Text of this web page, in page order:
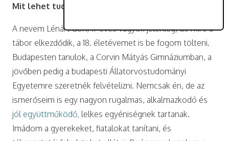
Mit lehet tudni rólad?
A nevem Lénárt Bori, 17 éves vagyok jelenleg, de mire a
tábor elkezdődik, a 18. életévemet is be fogom tölteni.
Budapesten tanulok, a Corvin Mátyás Gimnáziumban, a
jövőben pedig a budapesti Állatorvostudományi
Egyetemre szeretnék felvételizni. Nemcsak én, de az
ismerőseim is egy nagyon rugalmas, alkalmazkodó és
jól együttműködő, lelkes egyéniségnek tartanak.
Imádom a gyerekeket, fiatalokat tanítani, és